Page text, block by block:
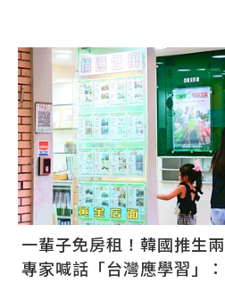
一輩子免房租！韓國推生
專家喊話「台灣應學習」